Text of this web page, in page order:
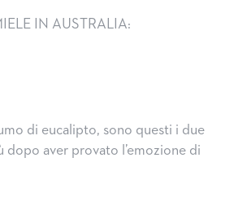
IN AUSTRALIA:
di eucalipto, sono questi i due
aver provato l’emozione di